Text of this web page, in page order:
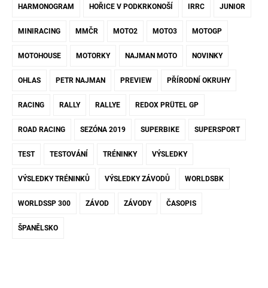
HARMONOGRAM HOŘICE V PODKRKONOŠÍ IRRC JUNIOR
MINIRACING MMČR MOTO2 MOTO3 MOTOGP
MOTOHOUSE MOTORKY NAJMAN MOTO NOVINKY
OHLAS PETR NAJMAN PREVIEW PŘÍRODNÍ OKRUHY
RACING RALLY RALLYE REDOX PRÜTEL GP
ROAD RACING SEZÓNA 2019 SUPERBIKE SUPERSPORT
TEST TESTOVÁNÍ TRÉNINKY VÝSLEDKY
VÝSLEDKY TRÉNINKŮ VÝSLEDKY ZÁVODŮ WORLDSBK
WORLDSSP 300 ZÁVOD ZÁVODY ČASOPIS
ŠPANĚLSKO